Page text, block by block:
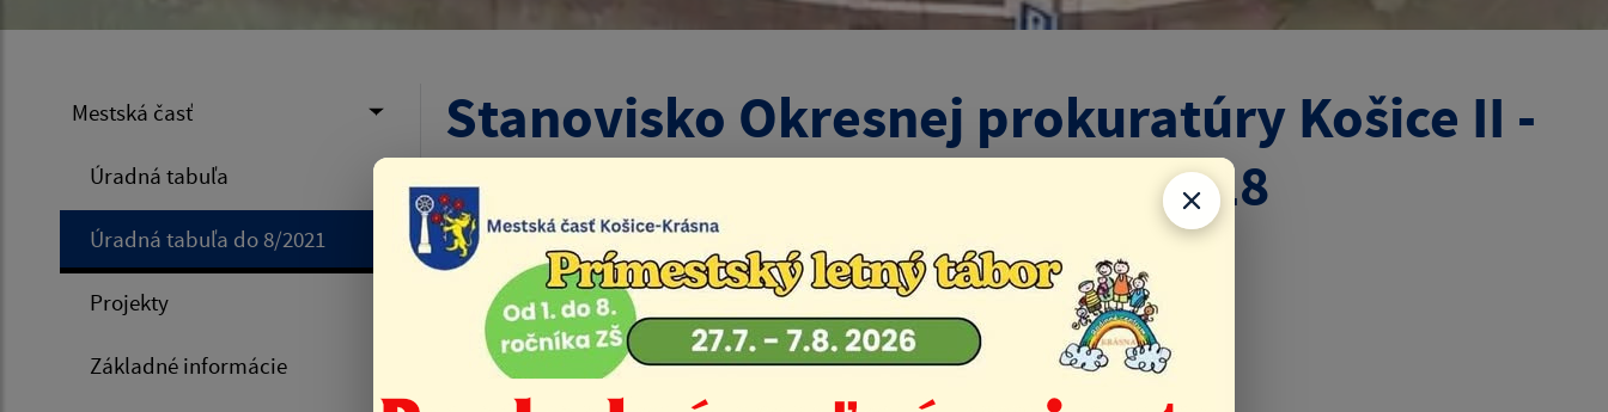
Mestská časť
Úradná tabuľa
Úradná tabuľa do 8/2021
Projekty
Základné informácie
Stanovisko Okresnej prokuratúry Košice II -
uzn. MZ č. 411.2018 a č. 422.2018
Úvod Mestská časť
Úradná tabuľa do 8/2021
Stanovisko Okresnej prokuratúry Košice II - uzn. MZ č. 411.2018 a č. 422.2018
14.12.2020